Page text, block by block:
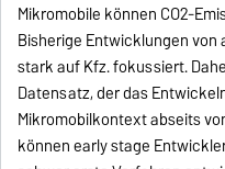
Mikromobile können CO2-
Bisherige Entwicklungen
stark auf Kfz. fokussiert.
Datensatz, der das
Mikromobilkontext abseits
können early stage